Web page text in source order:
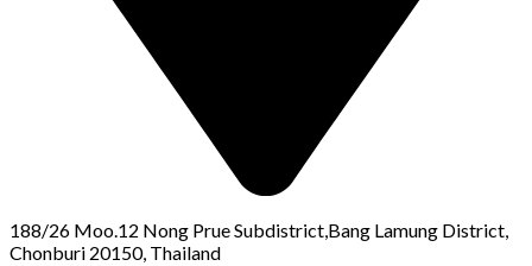
188/26 Moo.12 Nong Prue Subdistrict,Bang Lamung District,
Chonburi 20150, Thailand